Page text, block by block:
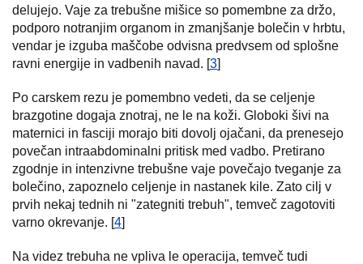
delujejo. Vaje za trebušne mišice so pomembne za držo,
podporo notranjim organom in zmanjšanje bolečin v hrbtu,
vendar je izguba maščobe odvisna predvsem od splošne
ravni energije in vadbenih navad. [3]
Po carskem rezu je pomembno vedeti, da se celjenje
brazgotine dogaja znotraj, ne le na koži. Globoki šivi na
maternici in fasciji morajo biti dovolj ojačani, da prenesejo
povečan intraabdominalni pritisk med vadbo. Pretirano
zgodnje in intenzivne trebušne vaje povečajo tveganje za
bolečino, zapoznelo celjenje in nastanek kile. Zato cilj v
prvih nekaj tednih ni "zategniti trebuh", temveč zagotoviti
varno okrevanje. [4]
Na videz trebuha ne vpliva le operacija, temveč tudi